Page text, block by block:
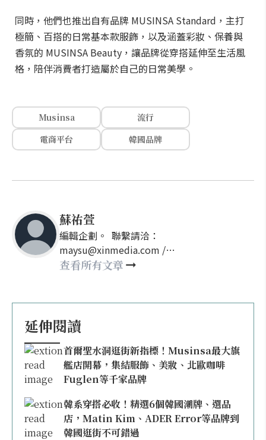
同時，他們也推出自有品牌 MUSINSA Standard，主打
極簡、百搭的日常基本款服飾，以及涵蓋彩妝、保養與
香氛的 MUSINSA Beauty，讓品牌從穿搭延伸至生活風
格，陪伴消費者打造屬於自己的日常美學。
Musinsa
流行
電商平台
韓國品牌
蘇祐萱
編輯企劃。 聯繫請洽：
maysu@xinmedia.com /
may860527@gmail.com
查看所有文章
延伸閱讀
首爾聖水洞逛街新指標！Musinsa最大旗
艦店開幕，集結服飾、美妝、北歐咖啡
Fuglen等千家品牌
韓系穿搭必收！精選6個韓國潮牌、選品
店，Matin Kim、ADER Error等品牌到
韓國逛街不可錯過